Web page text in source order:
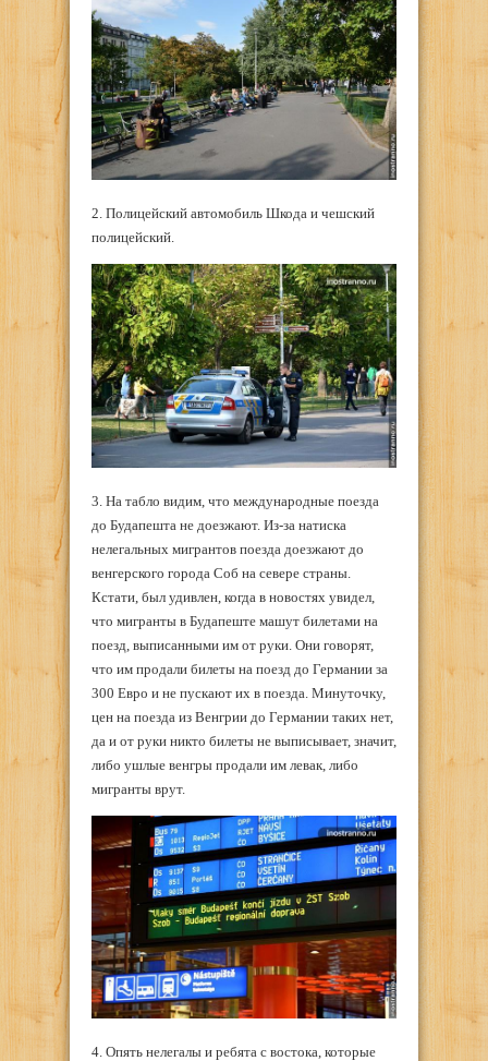
2. Полицейский автомобиль Шкода и чешский
полицейский.
3. На табло видим, что международные поезда
до Будапешта не доезжают. Из-за натиска
нелегальных мигрантов поезда доезжают до
венгерского города Соб на севере страны.
Кстати, был удивлен, когда в новостях увидел,
что мигранты в Будапеште машут билетами на
поезд, выписанными им от руки. Они говорят,
что им продали билеты на поезд до Германии за
300 Евро и не пускают их в поезда. Минуточку,
цен на поезда из Венгрии до Германии таких нет,
да и от руки никто билеты не выписывает, значит,
либо ушлые венгры продали им левак, либо
мигранты врут.
4. Опять нелегалы и ребята с востока, которые